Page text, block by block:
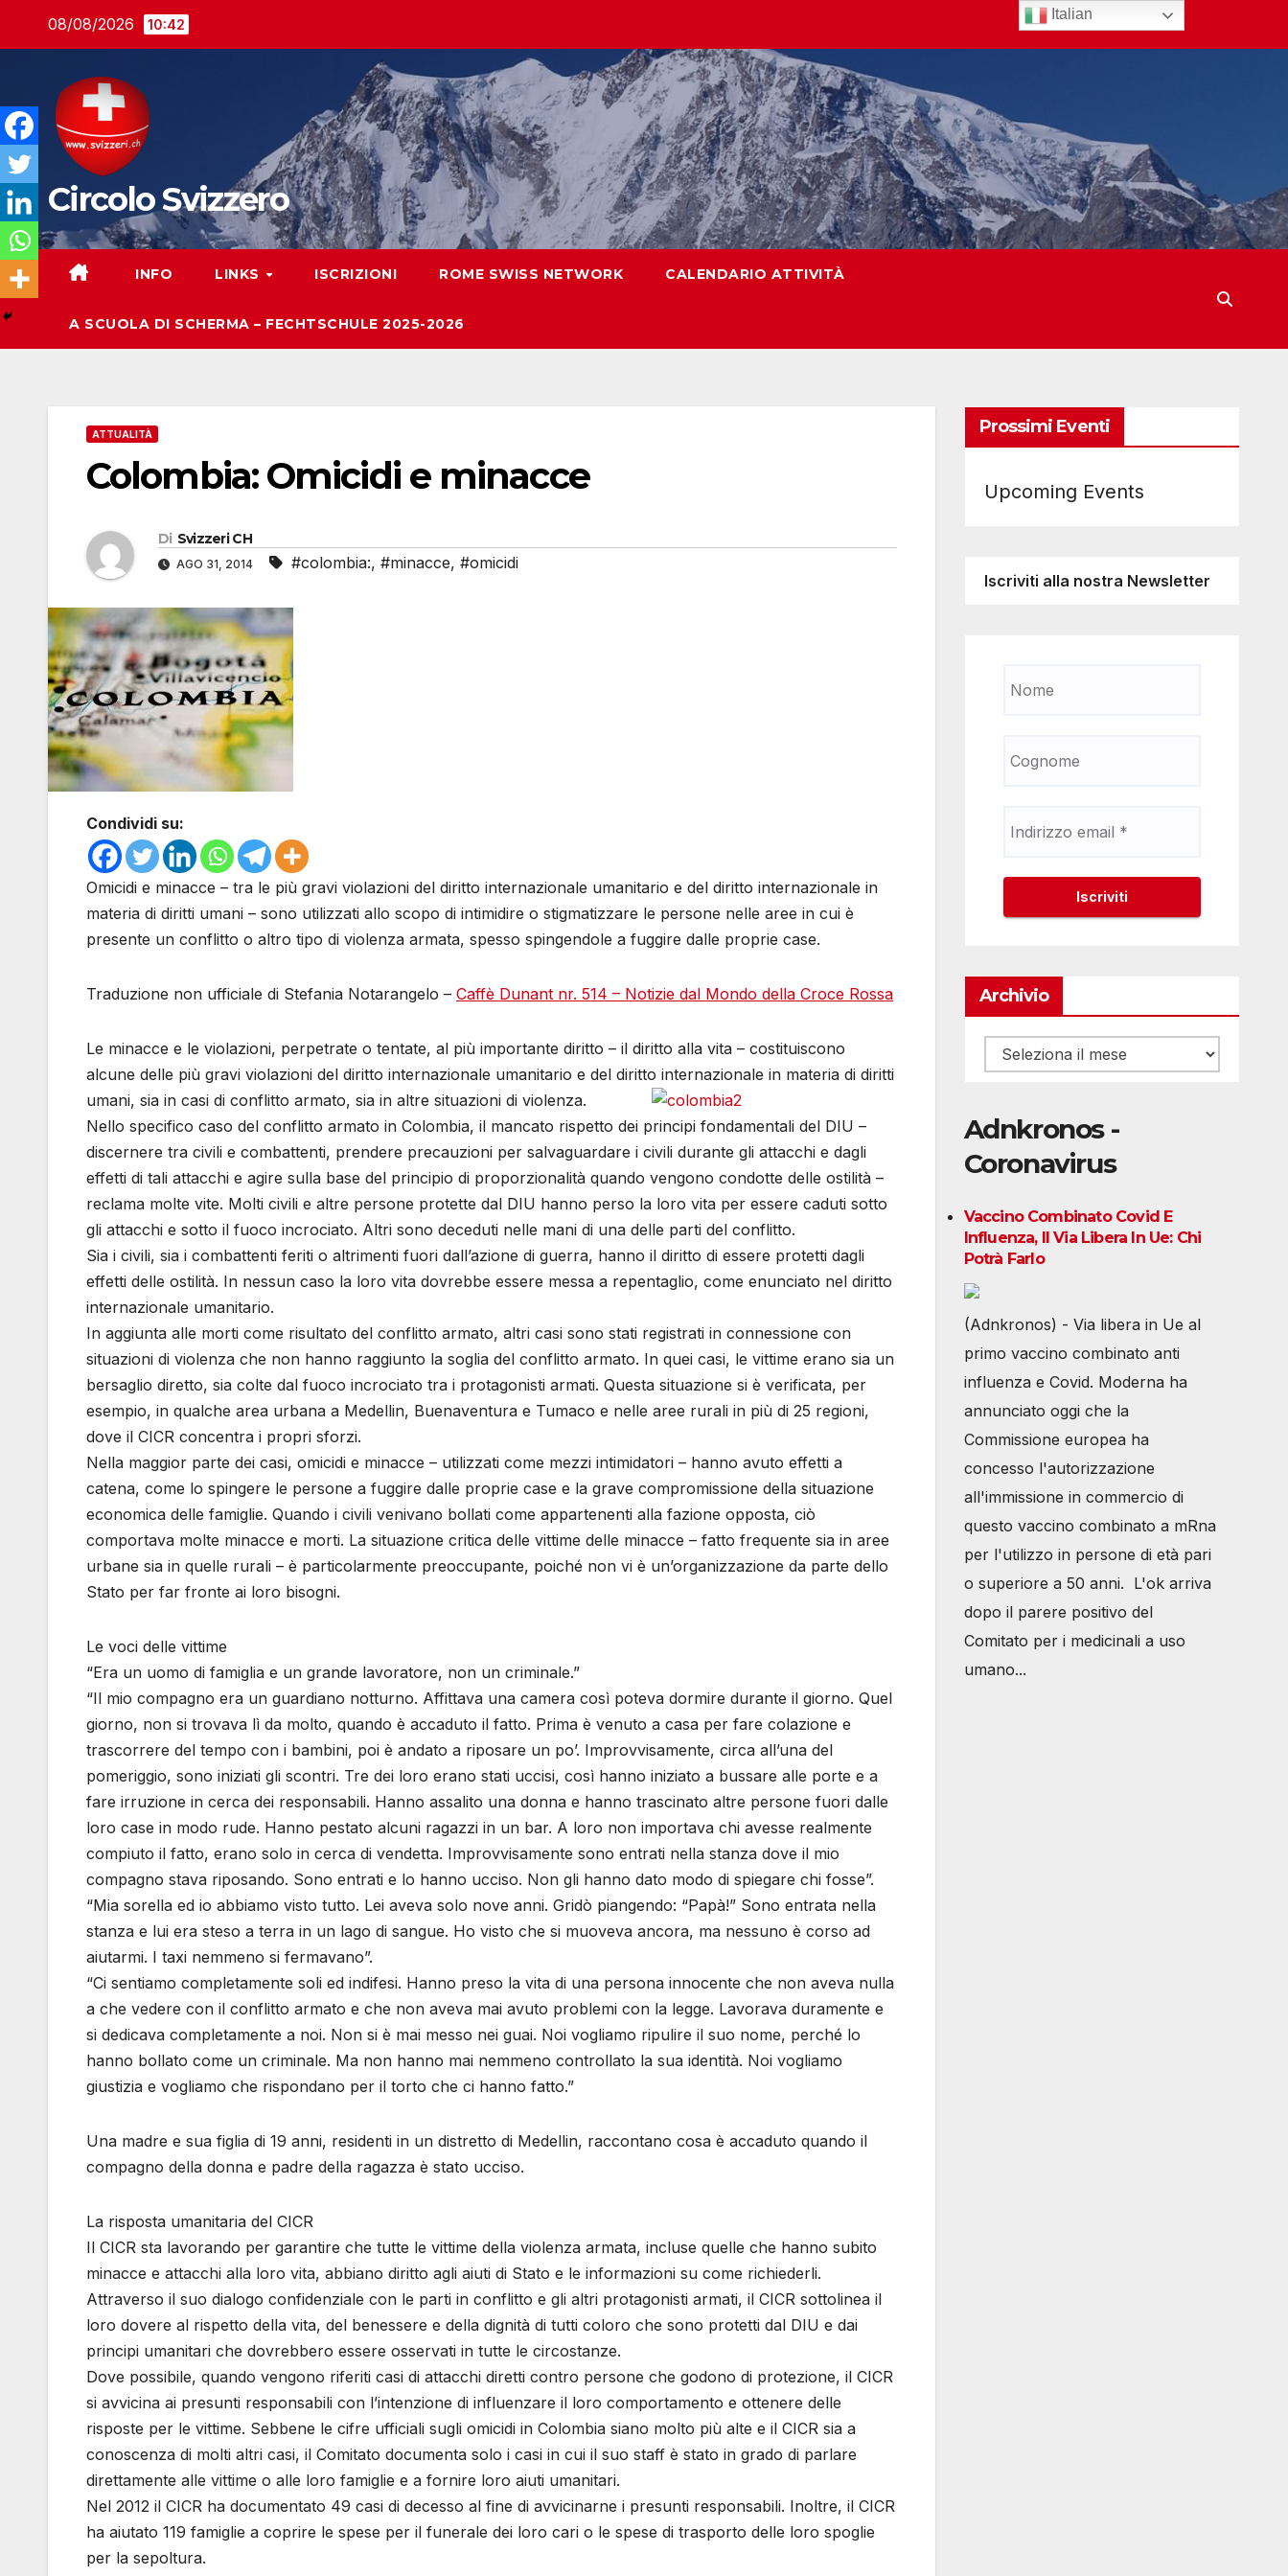
08/08/2026 10:42
Circolo Svizzero
INFO LINKS ISCRIZIONI ROME SWISS NETWORK CALENDARIO ATTIVITÀ
A SCUOLA DI SCHERMA – FECHTSCHULE 2025-2026
ATTUALITÀ
Colombia: Omicidi e minacce
Di Svizzeri CH
AGO 31, 2014 #colombia:, #minacce, #omicidi
Condividi su:
Omicidi e minacce – tra le più gravi violazioni del diritto internazionale umanitario e del diritto internazionale in
materia di diritti umani – sono utilizzati allo scopo di intimidire o stigmatizzare le persone nelle aree in cui è
presente un conflitto o altro tipo di violenza armata, spesso spingendole a fuggire dalle proprie case.
Traduzione non ufficiale di Stefania Notarangelo – Caffè Dunant nr. 514 – Notizie dal Mondo della Croce Rossa
Le minacce e le violazioni, perpetrate o tentate, al più importante diritto – il diritto alla vita – costituiscono
alcune delle più gravi violazioni del diritto internazionale umanitario e del diritto internazionale in materia di diritti
umani, sia in casi di conflitto armato, sia in altre situazioni di violenza.
Nello specifico caso del conflitto armato in Colombia, il mancato rispetto dei principi fondamentali del DIU –
discernere tra civili e combattenti, prendere precauzioni per salvaguardare i civili durante gli attacchi e dagli
effetti di tali attacchi e agire sulla base del principio di proporzionalità quando vengono condotte delle ostilità –
reclama molte vite. Molti civili e altre persone protette dal DIU hanno perso la loro vita per essere caduti sotto
gli attacchi e sotto il fuoco incrociato. Altri sono deceduti nelle mani di una delle parti del conflitto.
Sia i civili, sia i combattenti feriti o altrimenti fuori dall’azione di guerra, hanno il diritto di essere protetti dagli
effetti delle ostilità. In nessun caso la loro vita dovrebbe essere messa a repentaglio, come enunciato nel diritto
internazionale umanitario.
In aggiunta alle morti come risultato del conflitto armato, altri casi sono stati registrati in connessione con
situazioni di violenza che non hanno raggiunto la soglia del conflitto armato. In quei casi, le vittime erano sia un
bersaglio diretto, sia colte dal fuoco incrociato tra i protagonisti armati. Questa situazione si è verificata, per
esempio, in qualche area urbana a Medellin, Buenaventura e Tumaco e nelle aree rurali in più di 25 regioni,
dove il CICR concentra i propri sforzi.
Nella maggior parte dei casi, omicidi e minacce – utilizzati come mezzi intimidatori – hanno avuto effetti a
catena, come lo spingere le persone a fuggire dalle proprie case e la grave compromissione della situazione
economica delle famiglie. Quando i civili venivano bollati come appartenenti alla fazione opposta, ciò
comportava molte minacce e morti. La situazione critica delle vittime delle minacce – fatto frequente sia in aree
urbane sia in quelle rurali – è particolarmente preoccupante, poiché non vi è un’organizzazione da parte dello
Stato per far fronte ai loro bisogni.
Le voci delle vittime
“Era un uomo di famiglia e un grande lavoratore, non un criminale.”
“Il mio compagno era un guardiano notturno. Affittava una camera così poteva dormire durante il giorno. Quel
giorno, non si trovava lì da molto, quando è accaduto il fatto. Prima è venuto a casa per fare colazione e
trascorrere del tempo con i bambini, poi è andato a riposare un po’. Improvvisamente, circa all’una del
pomeriggio, sono iniziati gli scontri. Tre dei loro erano stati uccisi, così hanno iniziato a bussare alle porte e a
fare irruzione in cerca dei responsabili. Hanno assalito una donna e hanno trascinato altre persone fuori dalle
loro case in modo rude. Hanno pestato alcuni ragazzi in un bar. A loro non importava chi avesse realmente
compiuto il fatto, erano solo in cerca di vendetta. Improvvisamente sono entrati nella stanza dove il mio
compagno stava riposando. Sono entrati e lo hanno ucciso. Non gli hanno dato modo di spiegare chi fosse”.
“Mia sorella ed io abbiamo visto tutto. Lei aveva solo nove anni. Gridò piangendo: “Papà!” Sono entrata nella
stanza e lui era steso a terra in un lago di sangue. Ho visto che si muoveva ancora, ma nessuno è corso ad
aiutarmi. I taxi nemmeno si fermavano”.
“Ci sentiamo completamente soli ed indifesi. Hanno preso la vita di una persona innocente che non aveva nulla
a che vedere con il conflitto armato e che non aveva mai avuto problemi con la legge. Lavorava duramente e
si dedicava completamente a noi. Non si è mai messo nei guai. Noi vogliamo ripulire il suo nome, perché lo
hanno bollato come un criminale. Ma non hanno mai nemmeno controllato la sua identità. Noi vogliamo
giustizia e vogliamo che rispondano per il torto che ci hanno fatto.”
Una madre e sua figlia di 19 anni, residenti in un distretto di Medellin, raccontano cosa è accaduto quando il
compagno della donna e padre della ragazza è stato ucciso.
La risposta umanitaria del CICR
Il CICR sta lavorando per garantire che tutte le vittime della violenza armata, incluse quelle che hanno subito
minacce e attacchi alla loro vita, abbiano diritto agli aiuti di Stato e le informazioni su come richiederli.
Attraverso il suo dialogo confidenziale con le parti in conflitto e gli altri protagonisti armati, il CICR sottolinea il
loro dovere al rispetto della vita, del benessere e della dignità di tutti coloro che sono protetti dal DIU e dai
principi umanitari che dovrebbero essere osservati in tutte le circostanze.
Dove possibile, quando vengono riferiti casi di attacchi diretti contro persone che godono di protezione, il CICR
si avvicina ai presunti responsabili con l’intenzione di influenzare il loro comportamento e ottenere delle
risposte per le vittime. Sebbene le cifre ufficiali sugli omicidi in Colombia siano molto più alte e il CICR sia a
conoscenza di molti altri casi, il Comitato documenta solo i casi in cui il suo staff è stato in grado di parlare
direttamente alle vittime o alle loro famiglie e a fornire loro aiuti umanitari.
Nel 2012 il CICR ha documentato 49 casi di decesso al fine di avvicinarne i presunti responsabili. Inoltre, il CICR
ha aiutato 119 famiglie a coprire le spese per il funerale dei loro cari o le spese di trasporto delle loro spoglie
per la sepoltura.
Prossimi Eventi
Upcoming Events
Iscriviti alla nostra Newsletter
Archivio
Archivio
Adnkronos -
Coronavirus
Vaccino Combinato Covid E
Influenza, Il Via Libera In Ue: Chi
Potrà Farlo
(Adnkronos) - Via libera in Ue al
primo vaccino combinato anti
influenza e Covid. Moderna ha
annunciato oggi che la
Commissione europea ha
concesso l'autorizzazione
all'immissione in commercio di
questo vaccino combinato a mRna
per l'utilizzo in persone di età pari
o superiore a 50 anni. L'ok arriva
dopo il parere positivo del
Comitato per i medicinali a uso
umano...
Italian